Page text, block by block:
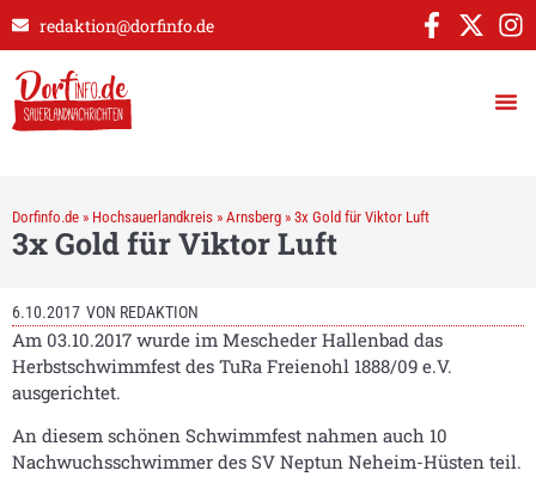
redaktion@dorfinfo.de
Dorfinfo.de » Hochsauerlandkreis » Arnsberg » 3x Gold für Viktor Luft
3x Gold für Viktor Luft
6.10.2017 VON REDAKTION
Am 03.10.2017 wurde im Mescheder Hallenbad das
Herbstschwimmfest des TuRa Freienohl 1888/09 e.V.
ausgerichtet.
An diesem schönen Schwimmfest nahmen auch 10
Nachwuchsschwimmer des SV Neptun Neheim-Hüsten teil.